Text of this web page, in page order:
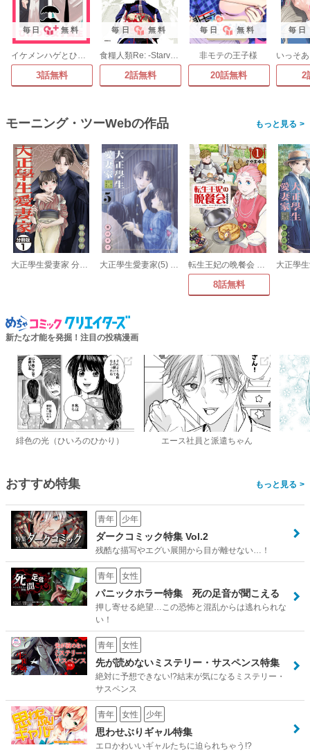
毎日 無料
イケメンハゲとひげづら女子高生
3話無料
毎日 無料
食糧人類Re: -Starving Re:velation-
2話無料
毎日 無料
非モテの王子様
20話無料
毎日
2
モーニング・ツーWebの作品 >
大正學生愛妻家 分冊版 大正學生愛妻家(5) 小冊子付き特装版 転生王妃の晩餐会 ～アラフォー料理人、やっかい食材で世界を救う～
8話無料
新たな才能を発掘！注目の投稿漫画
緋色の光（ひいろのひかり） エース社員と派遣ちゃん
おすすめ特集 >
青年 少年
ダークコミック特集 Vol.2
残酷な描写やエグい展開から目が離せない…！
青年 女性
パニックホラー特集 死の足音が聞こえる
押し寄せる絶望…この恐怖と混乱からは逃れられな
い！
青年 女性
先が読めないミステリー・サスペンス特集
絶対に予想できない!?結末が気になるミステリー・
サスペンス
青年 女性 少年
思わせぶりギャル特集
エロかわいいギャルたちに迫られちゃう!?